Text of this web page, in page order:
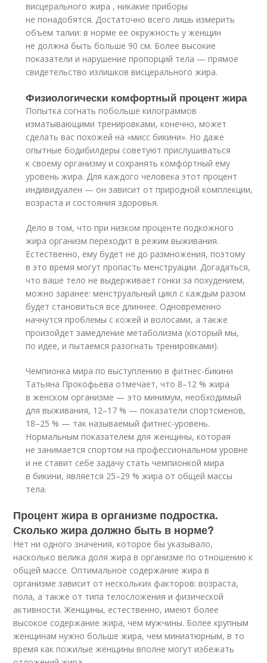
висцерального жира , никакие приборы
не понадобятся. Достаточно всего лишь измерить
объем талии: в норме ее окружность у женщин
не должна быть больше 90 см. Более высокие
показатели и нарушение пропорций тела — прямое
свидетельство излишков висцерального жира.
Физиологически комфортный процент жира
Попытка согнать побольше килограммов
изматывающими тренировками, конечно, может
сделать вас похожей на «мисс бикини». Но даже
опытные бодибилдеры советуют прислушиваться
к своему организму и сохранять комфортный ему
уровень жира. Для каждого человека этот процент
индивидуален — он зависит от природной комплекции,
возраста и состояния здоровья.
Дело в том, что при низком проценте подкожного
жира организм переходит в режим выживания.
Естественно, ему будет не до размножения, поэтому
в это время могут пропасть менструации. Догадаться,
что ваше тело не выдерживает гонки за похудением,
можно заранее: менструальный цикл с каждым разом
будет становиться все длиннее. Одновременно
начнутся проблемы с кожей и волосами, а также
произойдет замедление метаболизма (который мы,
по идее, и пытаемся разогнать тренировками).
Чемпионка мира по выступлению в фитнес-бикини
Татьяна Прокофьева отмечает, что 8–12 % жира
в женском организме — это минимум, необходимый
для выживания, 12–17 % — показатели спортсменов,
18–25 % — так называемый фитнес-уровень.
Нормальным показателем для женщины, которая
не занимается спортом на профессиональном уровне
и не ставит себе задачу стать чемпионкой мира
в бикини, является 25–29 % жира от общей массы
тела.
Процент жира в организме подростка.
Сколько жира должно быть в норме?
Нет ни одного значения, которое бы указывало,
насколько велика доля жира в организме по отношению к
общей массе. Оптимальное содержание жира в
организме зависит от нескольких факторов: возраста,
пола, а также от типа телосложения и физической
активности. Женщины, естественно, имеют более
высокое содержание жира, чем мужчины. Более крупным
женщинам нужно больше жира, чем миниатюрным, в то
время как пожилые женщины вполне могут избежать